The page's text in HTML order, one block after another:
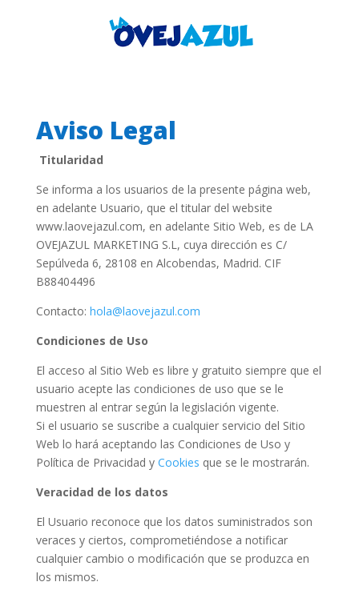
Aviso Legal
Titularidad
Se informa a los usuarios de la presente página web,
en adelante Usuario, que el titular del website
www.laovejazul.com, en adelante Sitio Web, es de LA
OVEJAZUL MARKETING S.L, cuya dirección es C/
Sepúlveda 6, 28108 en Alcobendas, Madrid. CIF
B88404496
Contacto: hola@laovejazul.com
Condiciones de Uso
El acceso al Sitio Web es libre y gratuito siempre que el
usuario acepte las condiciones de uso que se le
muestren al entrar según la legislación vigente.
Si el usuario se suscribe a cualquier servicio del Sitio
Web lo hará aceptando las Condiciones de Uso y
Política de Privacidad y Cookies que se le mostrarán.
Veracidad de los datos
El Usuario reconoce que los datos suministrados son
veraces y ciertos, comprometiéndose a notificar
cualquier cambio o modificación que se produzca en
los mismos.